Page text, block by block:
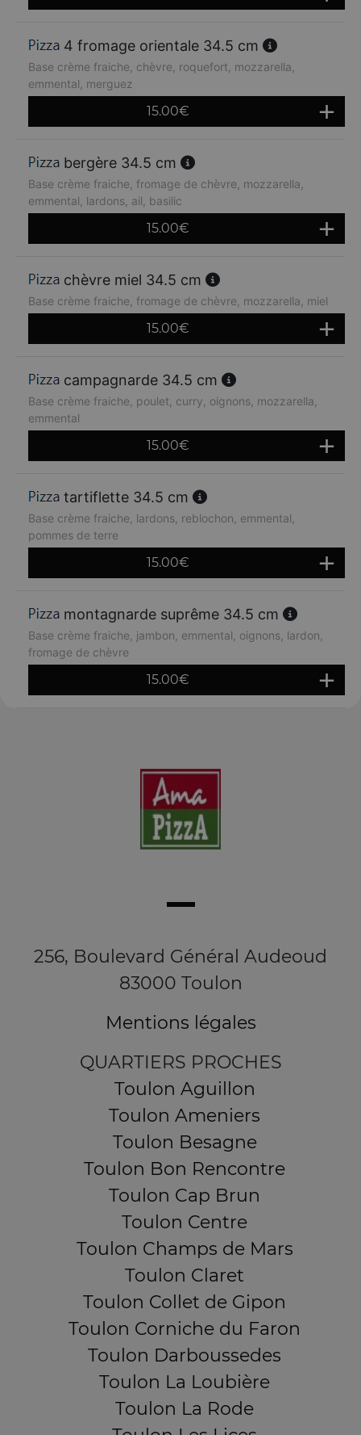
4 fromage orientale 34.5 cm
Base crème fraiche, chèvre, roquefort, mozzarella,
emmental, merguez
15.00€
bergère 34.5 cm
Base crème fraiche, fromage de chèvre, mozzarella,
emmental, lardons, ail, basilic
15.00€
chèvre miel 34.5 cm
Base crème fraiche, fromage de chèvre, mozzarella, miel
15.00€
campagnarde 34.5 cm
Base crème fraiche, poulet, curry, oignons, mozzarella,
emmental
15.00€
tartiflette 34.5 cm
Base crème fraiche, lardons, reblochon, emmental,
pommes de terre
15.00€
montagnarde suprême 34.5 cm
Base crème fraiche, jambon, emmental, oignons, lardon,
fromage de chèvre
15.00€
256, Boulevard Général Audeoud
83000 Toulon
Mentions légales
QUARTIERS PROCHES
Toulon Aguillon
Toulon Ameniers
Toulon Besagne
Toulon Bon Rencontre
Toulon Cap Brun
Toulon Centre
Toulon Champs de Mars
Toulon Claret
Toulon Collet de Gipon
Toulon Corniche du Faron
Toulon Darboussedes
Toulon La Loubière
Toulon La Rode